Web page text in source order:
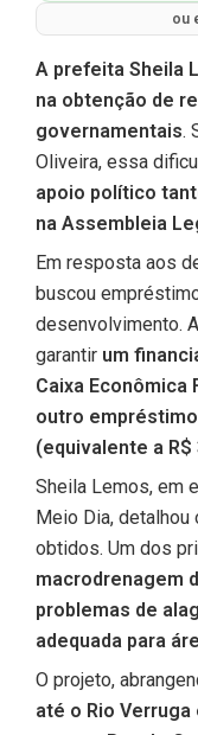
ou
A prefeita Sheila
na obtenção de
governamentais.
Oliveira, essa
apoio político
na Assembleia
Em resposta aos
buscou
desenvolvimento.
garantir um
Caixa Econômica
outro
(equivalente a R$
Sheila Lemos, em
Meio Dia,
obtidos. Um dos
macrodrenagem
problemas de
adequada para
O projeto,
até o Rio